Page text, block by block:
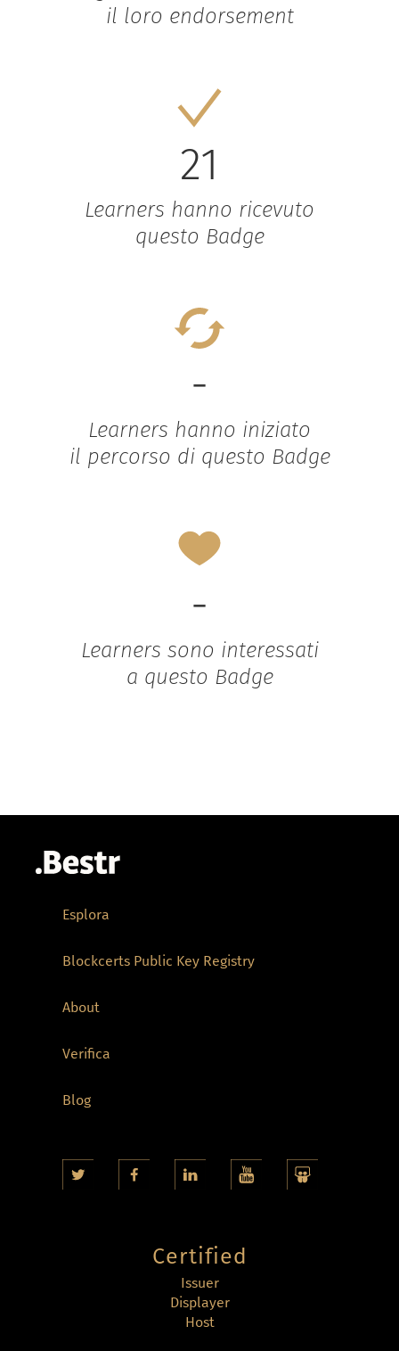
il loro endorsement
21
Learners hanno ricevuto
questo Badge
-
Learners hanno iniziato
il percorso di questo Badge
-
Learners sono interessati
a questo Badge
Esplora
Blockcerts Public Key Registry
About
Verifica
Blog
Certified
Issuer
Displayer
Host